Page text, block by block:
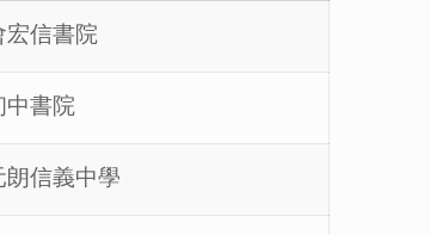
宏信書院
中書院
朗信義中學